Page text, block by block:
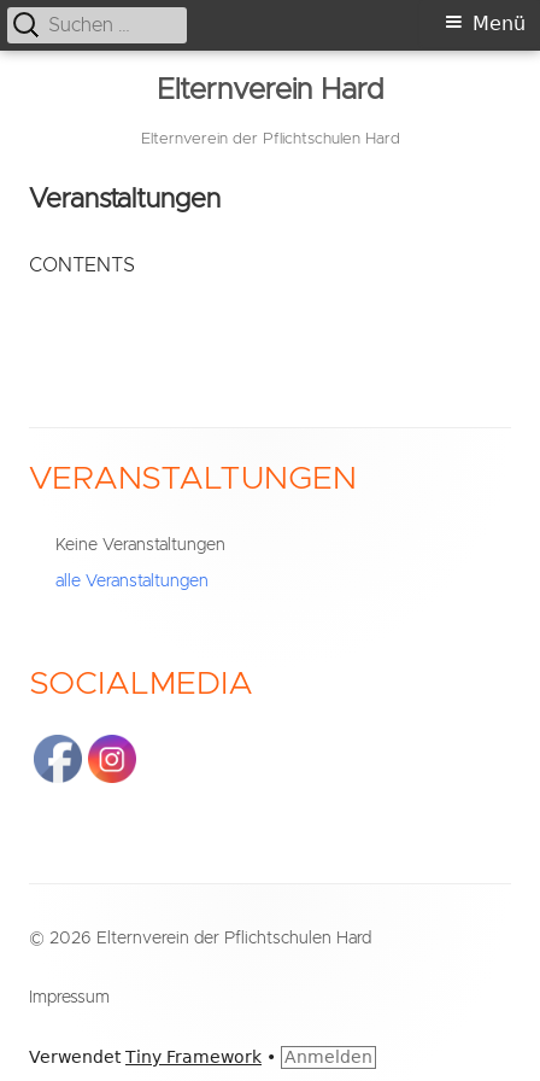
Elternverein Hard
Elternverein der Pflichtschulen Hard
Primäres
Menü
Suche
nach:
Veranstaltungen
CONTENTS
Haupt-
Seitenleiste
VERANSTALTUNGEN
Keine Veranstaltungen
alle Veranstaltungen
SOCIALMEDIA
Inhalt
© 2026 Elternverein der Pflichtschulen Hard
Impressum
VerwendetTiny Framework • Anmelden